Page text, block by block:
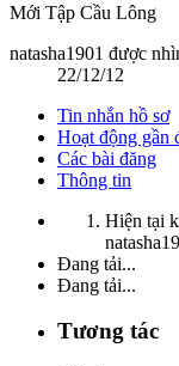
Mới Tập Cầu Lông
natasha1901 được
22/12/12
Tin nhắn hồ sơ
Hoạt động gần
Các bài đăng
Thông tin
Hiện tại
Đang tải...
Đang tải...
Tương tác